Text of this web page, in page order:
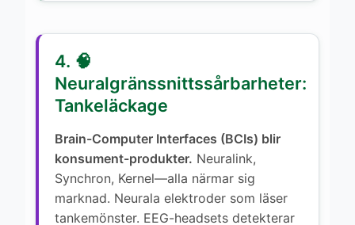
4. 🧠
Neuralgränssnittssårbarheter:
Tankeläckage
Brain-Computer Interfaces (BCIs) blir
konsument-produkter. Neuralink,
Synchron, Kernel—alla närmar sig
marknad. Neurala elektroder som läser
tankemönster. EEG-headsets detekterar